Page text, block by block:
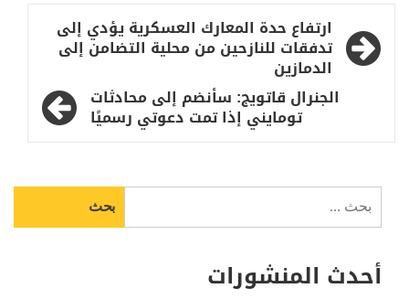
تصفّح
المقالات
ارتفاع حدة المعارك العسكرية يؤدي إلى
تدفقات للنازحين من محلية التضامن إلى
الدمازين
الجنرال قاتويج: سأنضم إلى محادثات
تومايني إذا تمت دعوتي رسميًا
عن:
أحدث المنشورات